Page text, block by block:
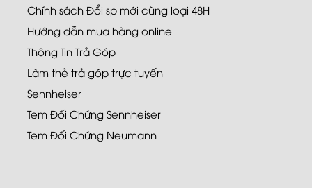
Chính sách Đổi sp mới cùng loại 48H
Hướng dẫn mua hàng online
Thông Tin Trả Góp
Làm thẻ trả góp trực tuyến
Sennheiser
Tem Đối Chứng Sennheiser
Tem Đối Chứng Neumann